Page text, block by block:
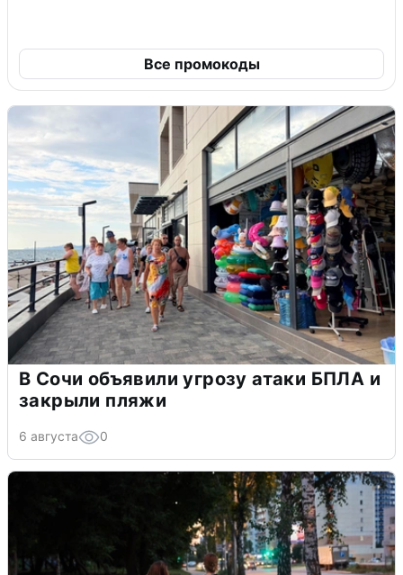
Все промокоды
В Сочи объявили угрозу атаки БПЛА и
закрыли пляжи
6 августа 0